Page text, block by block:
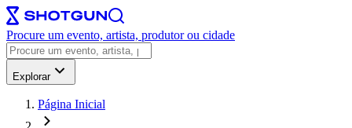
Procure um evento, artista, produtor ou cidade
Explorar
Página Inicial